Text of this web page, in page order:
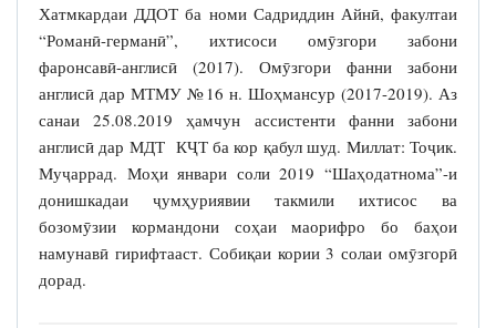
Хатмкардаи ДДОТ ба номи Садриддин Айнӣ, факултаи
“Романӣ-германӣ”, ихтисоси омӯзгори забони
фаронсавӣ-англисӣ (2017). Омӯзгори фанни забони
англисӣ дар МТМУ №16 н. Шоҳмансур (2017-2019). Аз
санаи 25.08.2019 ҳамчун ассистенти фанни забони
англисӣ дар МДТ КҶТ ба кор қабул шуд. Миллат: Тоҷик.
Муҷаррад. Моҳи январи соли 2019 “Шаҳодатнома”-и
донишкадаи ҷумҳуриявии такмили ихтисос ва
бозомӯзии кормандони соҳаи маорифро бо баҳои
намунавӣ гирифтааст. Собиқаи кории 3 солаи омӯзгорӣ
дорад.